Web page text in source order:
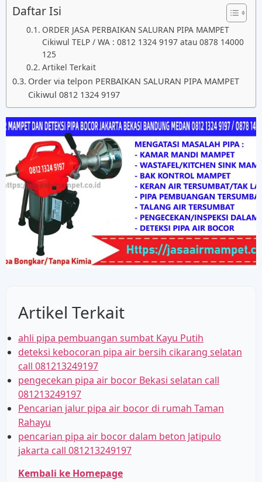
Daftar Isi
ORDER JASA PERBAIKAN SALURAN PIPA MAMPET
Cikiwul TELP / WA : 0812 1324 9197 atau 0878 14000
125
Artikel Terkait
Order via telpon PERBAIKAN SALURAN PIPA MAMPET
Cikiwul 0812 1324 9197
Artikel Terkait
ahli pipa pembuangan sumbat Kayu Putih
deteksi kebocoran pipa air bersih cikarang selatan
call 081213249197
pengecekan pipa air bocor Bekasi selatan call
081213249197
Pencarian jalur pipa air bocor di rumah Taman
Rahayu
pencarian pipa air bocor dalam beton Jatipulo
jakarta call 081213249197
Kembali ke Homepage